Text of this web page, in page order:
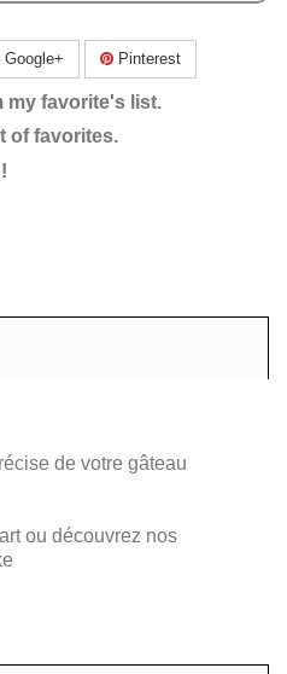
Google+ Pinterest
my favorite's list.
of favorites.
de votre gâteau
ou découvrez nos